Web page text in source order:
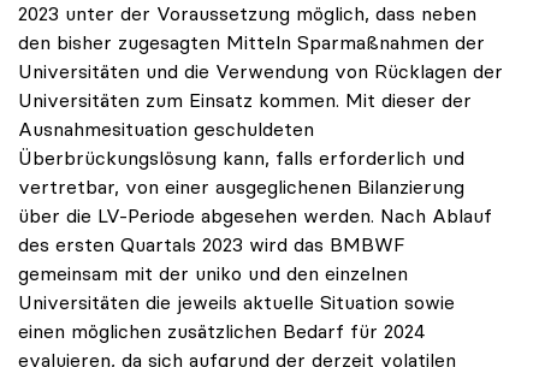
2023 unter der Voraussetzung möglich, dass neben
den bisher zugesagten Mitteln Sparmaßnahmen der
Universitäten und die Verwendung von Rücklagen der
Universitäten zum Einsatz kommen. Mit dieser der
Ausnahmesituation geschuldeten
Überbrückungslösung kann, falls erforderlich und
vertretbar, von einer ausgeglichenen Bilanzierung
über die LV-Periode abgesehen werden. Nach Ablauf
des ersten Quartals 2023 wird das BMBWF
gemeinsam mit der uniko und den einzelnen
Universitäten die jeweils aktuelle Situation sowie
einen möglichen zusätzlichen Bedarf für 2024
evaluieren, da sich aufgrund der derzeit volatilen